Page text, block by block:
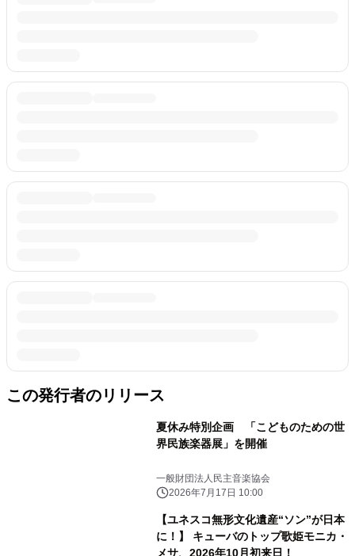
この発行者のリリース
夏休み特別企画 「こどものための世
界民族楽器展」を開催
一般財団法人民主音楽協会
2026年7月17日 10:00
【ユネスコ無形文化遺産“ソン”が日本
に！】 キューバのトップ歌姫モニカ・
メサ、2026年10月初来日！